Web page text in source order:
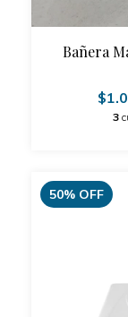
Bañera
3
50% OFF